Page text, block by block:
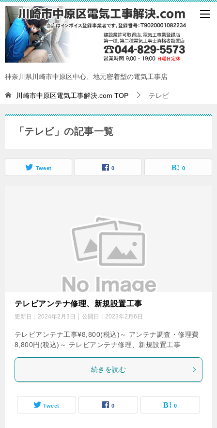
神奈川県川崎市中原区中心、地元密着型の電気工事店
川崎市中原区電気工事解決.com TOP テレビ
「テレビ」の記事一覧
Tweet 0 0
テレビアンテナ修理、新規設置工事
更新日： 2024年2月3日 公開日： 2023年2月6日
テレビアンテナ工事¥8,800(税込)～ アンテナ調査・修理費
8,800円(税込)～ テレビアンテナ修理、新規設置工事
続きを読む
Tweet 0 0